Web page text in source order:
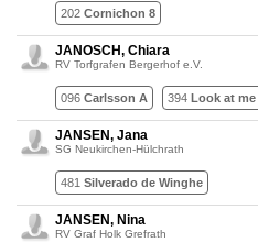
202 Cornichon 8
JANOSCH, Chiara
RV Torfgrafen Bergerhof e.V.
096 Carlsson A 394 Look at
JANSEN, Jana
SG Neukirchen-Hülchrath
481 Silverado de Winghe
JANSEN, Nina
RV Graf Holk Grefrath